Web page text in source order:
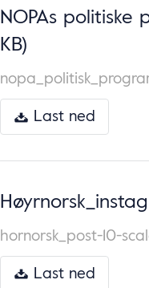
NOPAs politiske
KB)
Last ned
hornorsk_post-10-
Last ned